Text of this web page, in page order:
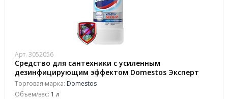
Арт. 3052056
Средство для сантехники с усиленным
дезинфицирующим эффектом Domestos Эксперт
Сила 7 Ультрабелый 1 л
Торговая марка: Domestos
Объем/вес: 1 л